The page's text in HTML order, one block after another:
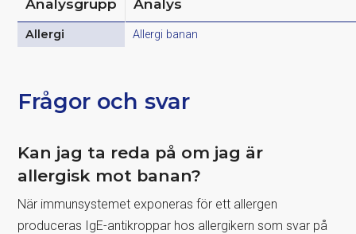
Allergi Allergi banan
Frågor och svar
Kan jag ta reda på om jag är
allergisk mot banan?
När immunsystemet exponeras för ett allergen
produceras IgE-antikroppar hos allergikern som svar på